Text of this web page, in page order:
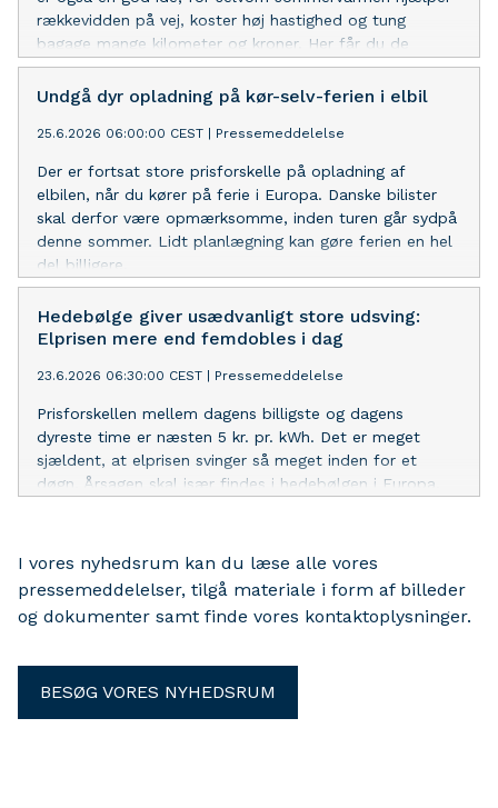
rækkevidden på vej, koster høj hastighed og tung
bagage mange kilometer og kroner. Her får du de
bedste tips til at få flere kilometer ud af elbilen.
Undgå dyr opladning på kør-selv-ferien i elbil
25.6.2026 06:00:00 CEST Pressemeddelelse
Der er fortsat store prisforskelle på opladning af
elbilen, når du kører på ferie i Europa. Danske bilister
skal derfor være opmærksomme, inden turen går sydpå
denne sommer. Lidt planlægning kan gøre ferien en hel
del billigere.
Hedebølge giver usædvanligt store udsving:
Elprisen mere end femdobles i dag
23.6.2026 06:30:00 CEST Pressemeddelelse
Prisforskellen mellem dagens billigste og dagens
dyreste time er næsten 5 kr. pr. kWh. Det er meget
sjældent, at elprisen svinger så meget inden for et
døgn. Årsagen skal især findes i hedebølgen i Europa.
I vores nyhedsrum kan du læse alle vores
pressemeddelelser, tilgå materiale i form af billeder
og dokumenter samt finde vores kontaktoplysninger.
BESØG VORES NYHEDSRUM